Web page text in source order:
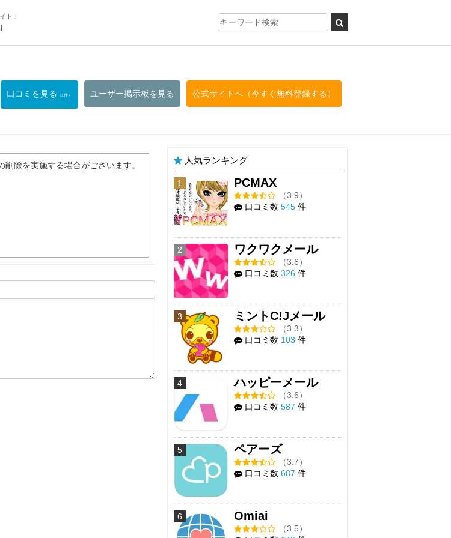
ト！
口コミを見る （1件） ユーザー掲示板を見る 公式サイトへ（今すぐ無料登録する）
除を実施する場合がございます。 人気ランキング
1 PCMAX
（3.9）
口コミ数 545 件
2 ワクワクメール
（3.6）
口コミ数 326 件
3 ミントC!Jメール
（3.3）
口コミ数 103 件
4 ハッピーメール
（3.6）
口コミ数 587 件
5 ペアーズ
（3.7）
口コミ数 687 件
6 Omiai
（3.5）